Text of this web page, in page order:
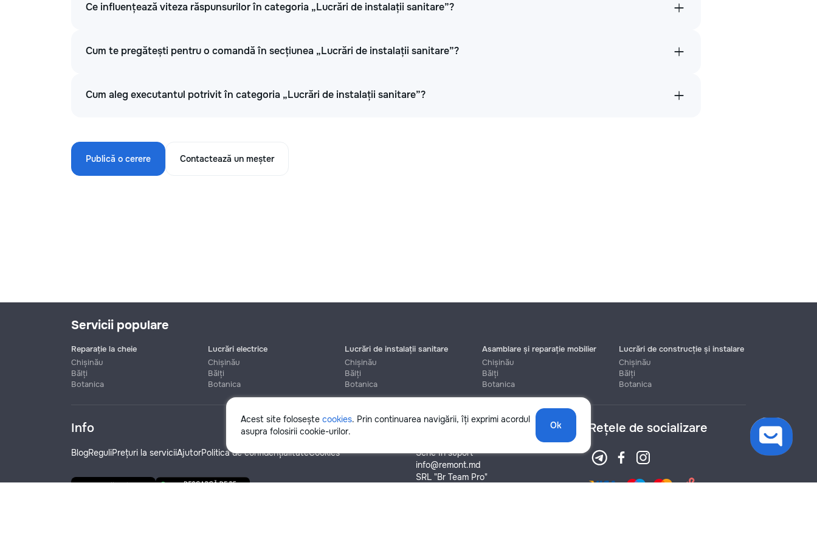
Ce influențează viteza răspunsurilor în categoria „Lucrări de instalații sanitare”?
Cum te pregătești pentru o comandă în secțiunea „Lucrări de instalații sanitare”?
Cum aleg executantul potrivit în categoria „Lucrări de instalații sanitare”?
Publică o cerere Contactează un meșter
Acest site folosește cookies. Prin continuarea navigării, îți exprimi acordul
asupra folosirii cookie-urilor.
Ok
Servicii populare
Reparație la cheie
Chișinău
Bălți
Botanica
Lucrări electrice
Chișinău
Bălți
Botanica
Lucrări de instalații sanitare
Chișinău
Bălți
Botanica
Asamblare și reparație mobilier
Chișinău
Bălți
Botanica
Lucrări de construcție și instalare
Chișinău
Bălți
Botanica
Info
BlogReguliPrețuri la serviciiAjutorPolitica de confidențialitateCookies
Ajutor
Scrie în suport
info@remont.md
SRL "Br Team Pro"
Rețele de socializare